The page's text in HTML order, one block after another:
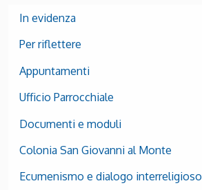
In evidenza
Per riflettere
Appuntamenti
Ufficio Parrocchiale
Documenti e moduli
Colonia San Giovanni al Monte
Ecumenismo e dialogo interreligioso